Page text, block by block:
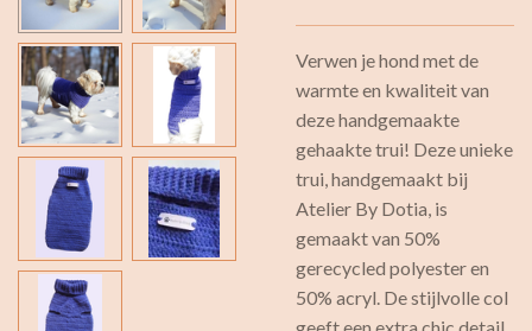
Verwen je hond met de
warmte en kwaliteit van
deze handgemaakte
gehaakte trui! Deze unieke
trui, handgemaakt bij
Atelier By Dotia, is
gemaakt van 50%
gerecycled polyester en
50% acryl. De stijlvolle col